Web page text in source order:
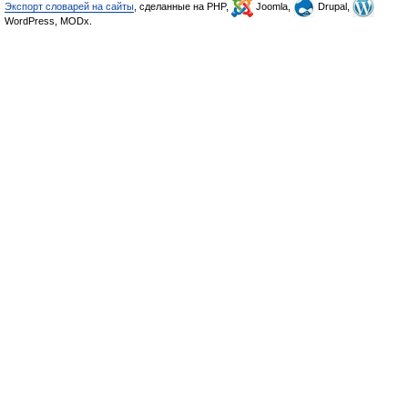
Экспорт словарей на сайты , сделанные на PHP, Joomla,
Drupal,
WordPress, MODx.